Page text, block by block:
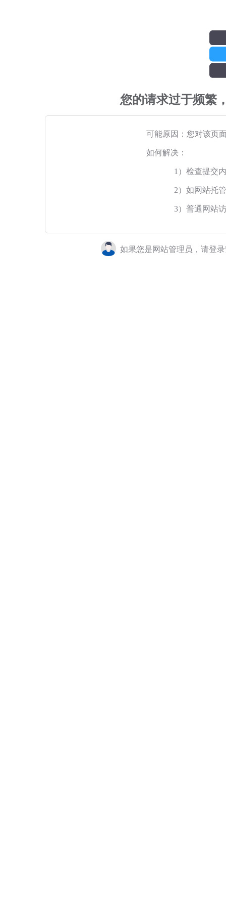
您的请求过于频繁
可能原因：您对该页
如何解决：
1）检查提交
2）如网站托
3）普通网站
如果您是网站管理员，请登